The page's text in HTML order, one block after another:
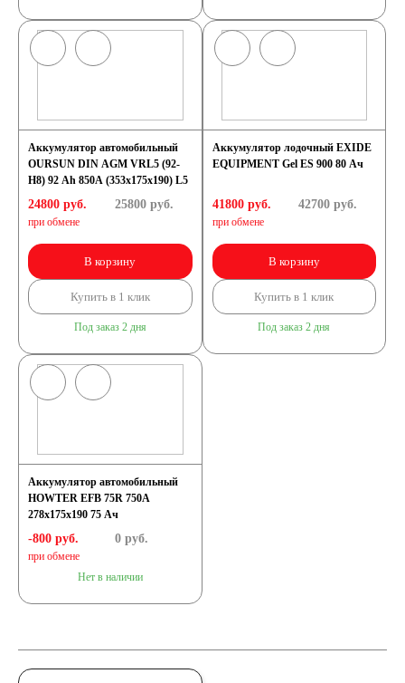
Аккумулятор автомобильный
OURSUN DIN AGM VRL5 (92-
H8) 92 Ah 850A (353x175x190) L5
24800 руб.
при обмене
25800руб.
В корзину
Купить в 1 клик
Под заказ 2 дня
Аккумулятор лодочный EXIDE
EQUIPMENT Gel ES 900 80 Ач
41800 руб.
при обмене
42700 руб.
В корзину
Купить в 1 клик
Под заказ 2 дня
Аккумулятор автомобильный
HOWTER EFB 75R 750A
278x175x190 75 Ач
-800 руб.
при обмене
0руб.
Нет в наличии